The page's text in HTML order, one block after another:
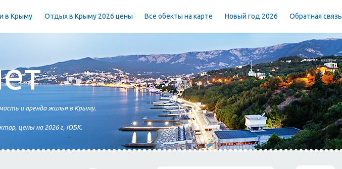
в Крыму Отдых в Крыму 2026 цены Все обекты на карте Новый год 2026 Обратная связь
и аренда жилья в Крыму.
цены на 2026 г, ЮБК.